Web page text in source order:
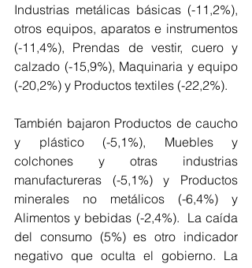
Industrias metálicas básicas (-11,2%),
otros equipos, aparatos e instrumentos
(-11,4%), Prendas de vestir, cuero y
calzado (-15,9%), Maquinaria y equipo
(-20,2%) y Productos textiles (-22,2%).
También bajaron Productos de caucho
y plástico (-5,1%), Muebles y
colchones y otras industrias
manufactureras (-5,1%) y Productos
minerales no metálicos (-6,4%) y
Alimentos y bebidas (-2,4%).  La caída
del consumo (5%) es otro indicador
negativo que oculta el gobierno. La